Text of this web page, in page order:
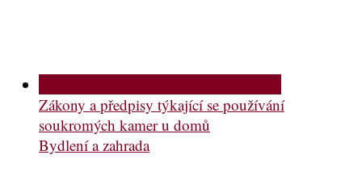
Zákony a předpisy týkající se používání
soukromých kamer u domů
Bydlení a zahrada